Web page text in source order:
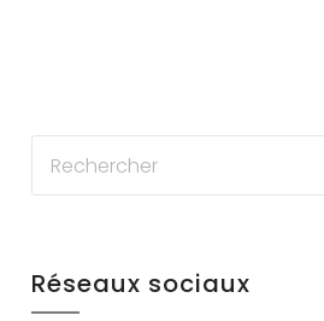
Réseaux sociaux